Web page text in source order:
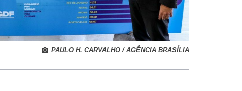
PAULO H. CARVALHO / AGÊNCIA BRASÍLIA